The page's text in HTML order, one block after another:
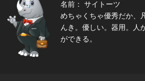
名前： サイトーツ
めちゃくちゃ優秀だか、
んき。優しい。器用。人
ができる。